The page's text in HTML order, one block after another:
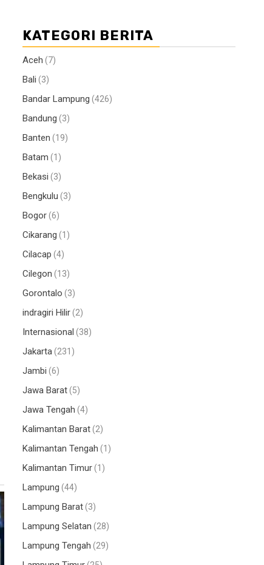
KATEGORI BERITA
Aceh (7)
Bali (3)
Bandar Lampung (426)
Bandung (3)
Banten (19)
Batam (1)
Bekasi (3)
Bengkulu (3)
Bogor(6)
Cikarang (1)
Cilacap (4)
Cilegon (13)
Gorontalo (3)
indragiri Hilir(2)
Internasional (38)
Jakarta(231)
Jambi (6)
Jawa Barat(5)
Jawa Tengah (4)
Kalimantan Barat(2)
Kalimantan Tengah (1)
Kalimantan Timur(1)
Lampung (44)
Lampung Barat(3)
Lampung Selatan (28)
Lampung Tengah (29)